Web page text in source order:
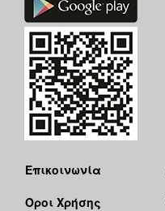
Επικοινωνία
Όροι Χρήσης